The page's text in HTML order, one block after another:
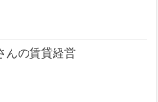
んの賃貸経営